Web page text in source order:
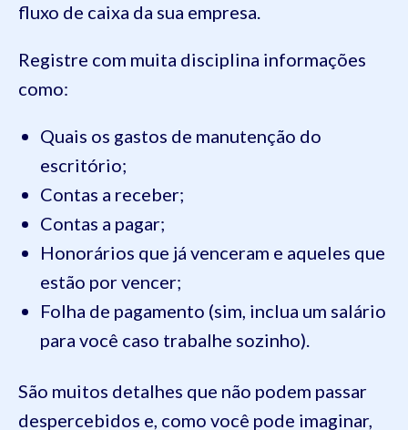
fluxo de caixa da sua empresa.
Registre com muita disciplina informações
como:
Quais os gastos de manutenção do
escritório;
Contas a receber;
Contas a pagar;
Honorários que já venceram e aqueles que
estão por vencer;
Folha de pagamento (sim, inclua um salário
para você caso trabalhe sozinho).
São muitos detalhes que não podem passar
despercebidos e, como você pode imaginar,